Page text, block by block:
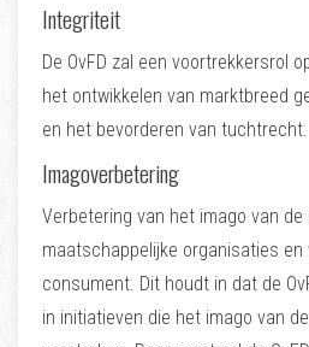
Integriteit
De OvFD zal een voortrekkersrol
het ontwikkelen van marktbreed
en het bevorderen van tuchtrecht.
Imagoverbetering
Verbetering van het imago van
maatschappelijke organisaties en
consument. Dit houdt in dat de
in initiatieven die het imago van